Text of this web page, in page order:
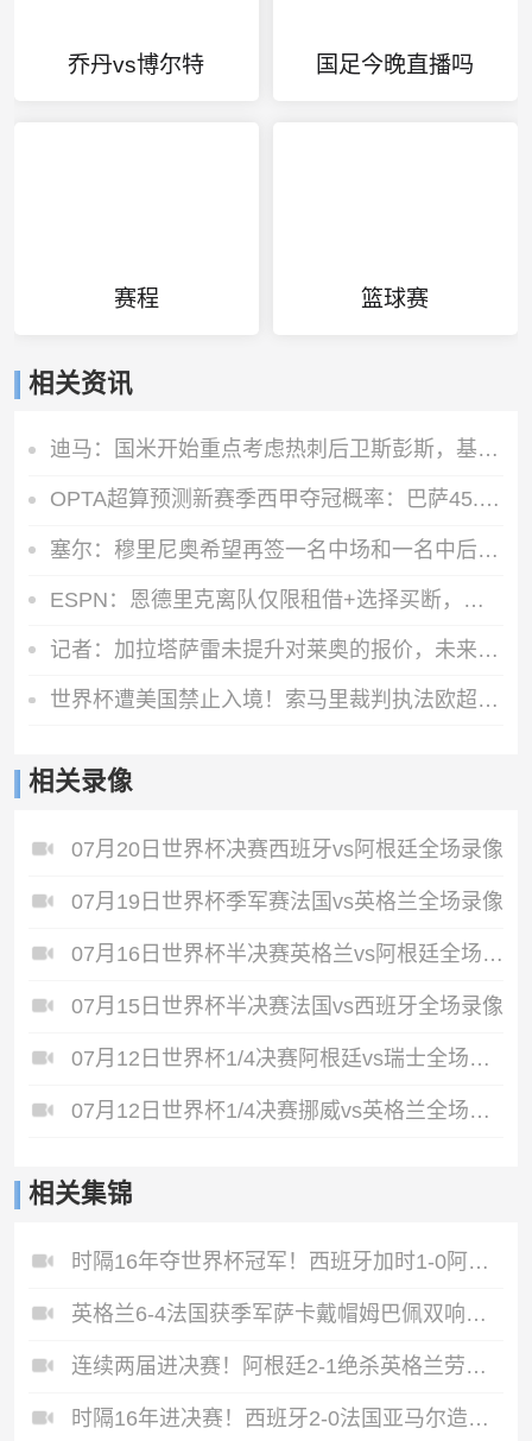
乔丹vs博尔特 国足今晚直播吗
赛程 篮球赛
相关资讯
迪马：国米开始重点考虑热刺后卫斯彭斯，基础转会费需3000万欧
OPTA超算预测新赛季西甲夺冠概率：巴萨45.6%，皇马31%，马竞8.6%
塞尔：穆里尼奥希望再签一名中场和一名中后卫，也还会有球员离队
ESPN：恩德里克离队仅限租借+选择买断，皇马将保留部分所有权
记者：加拉塔萨雷未提升对莱奥的报价，未来几天将再次和米兰谈判
世界杯遭美国禁止入境！索马里裁判执法欧超杯：永远不要停止追梦
相关录像
07月20日世界杯决赛西班牙vs阿根廷全场录像
07月19日世界杯季军赛法国vs英格兰全场录像
07月16日世界杯半决赛英格兰vs阿根廷全场录像
07月15日世界杯半决赛法国vs西班牙全场录像
07月12日世界杯1/4决赛阿根廷vs瑞士全场录像
07月12日世界杯1/4决赛挪威vs英格兰全场录像
相关集锦
时隔16年夺世界杯冠军！西班牙加时1-0阿根廷费兰制胜恩佐染红
英格兰6-4法国获季军萨卡戴帽姆巴佩双响创纪录奥利塞2助+失良机
连续两届进决赛！阿根廷2-1绝杀英格兰劳塔罗恩佐破门梅西两助攻
时隔16年进决赛！西班牙2-0法国亚马尔造点奥亚萨瓦尔、波罗破门